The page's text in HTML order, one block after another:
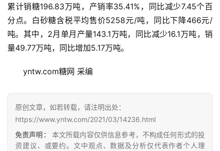
云
糖
网
公
累计销糖196.83万吨，产销率35.41%，同比减少7.45个百
分点。白砂糖含税平均售价5258元/吨，同比下降466元/
吨。其中，2月单月产量143.1万吨，同比减少16.1万吨，销
量49.77万吨，同比增加5.17万吨。
yntw.com糖网 采编
原创文章，如若转载，请注明出处：
https://www.yntw.com/2021/03/14236.html
免责声明：
本文所载内容仅供信息参考，不构成任何形式的投
资建议、或要约。文中观点、数据及分析仅代表作者个人理